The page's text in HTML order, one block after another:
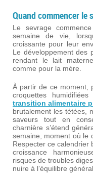
Quand commencer le
Le sevrage
semaine de vie,
croissante pour leur
Le développement des
rendant le lait
comme pour la mère.
À partir de ce moment,
croquettes
transition alimentaire
brutalement les tétées,
saveurs tout en
charnière s’étend
semaine, moment où le
Respecter ce calendrier
croissance
risques de troubles
nuire à l’équilibre